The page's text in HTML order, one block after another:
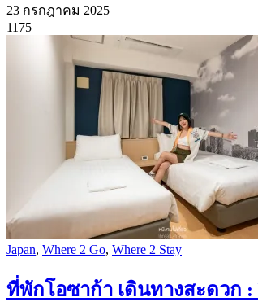
23 กรกฎาคม 2025
1175
Japan, Where 2 Go, Where 2 Stay
ที่พักโอซาก้า เดินทางสะดวก :